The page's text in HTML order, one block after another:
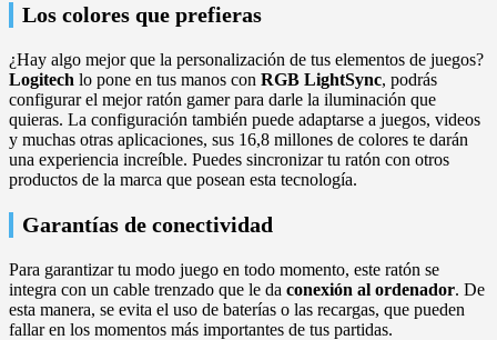
Los colores que prefieras
¿Hay algo mejor que la personalización de tus elementos de juegos?
Logitech lo pone en tus manos con RGB LightSync, podrás
configurar el mejor ratón gamer para darle la iluminación que
quieras. La configuración también puede adaptarse a juegos, videos
y muchas otras aplicaciones, sus 16,8 millones de colores te darán
una experiencia increíble. Puedes sincronizar tu ratón con otros
productos de la marca que posean esta tecnología.
Garantías de conectividad
Para garantizar tu modo juego en todo momento, este ratón se
integra con un cable trenzado que le da conexión al ordenador. De
esta manera, se evita el uso de baterías o las recargas, que pueden
fallar en los momentos más importantes de tus partidas.